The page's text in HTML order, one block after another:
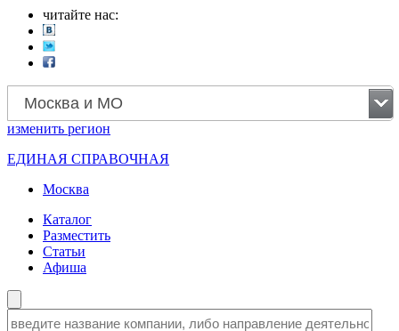
читайте нас:
Москва и МО
изменить регион
ЕДИНАЯ СПРАВОЧНАЯ
Москва
Каталог
Разместить
Статьи
Афиша